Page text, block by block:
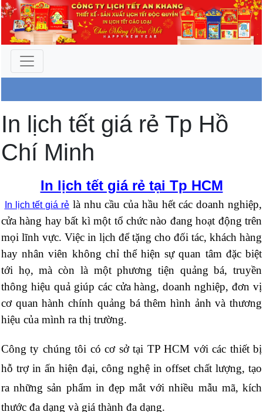
Công Ty An Khang
In lịch tết giá rẻ Tp Hồ
Chí Minh
In lịch tết giá rẻ tại Tp HCM
In lịch tết giá rẻlà nhu cầu của hầu hết các doanh nghiệp,
cửa hàng hay bất kì một tổ chức nào đang hoạt động trên
mọi lĩnh vực. Việc in lịch để tặng cho đối tác, khách hàng
hay nhân viên không chỉ thể hiện sự quan tâm đặc biệt
tới họ, mà còn là một phương tiện quảng bá, truyền
thông hiệu quả giúp các cửa hàng, doanh nghiệp, đơn vị
cơ quan hành chính quảng bá thêm hình ảnh và thương
hiệu của mình ra thị trường.
Công ty chúng tôi có cơ sở tại TP HCM với các thiết bị
hỗ trợ in ấn hiện đại, công nghệ in offset chất lượng, tạo
ra những sản phẩm in đẹp mắt với nhiều mẫu mã, kích
thước đa dạng và giá thành đa dạng.